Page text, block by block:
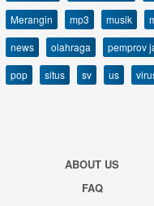
Merangin
mp3 musik
news
olahraga pemprov
pop
situs sv us
ABOUT US
FAQ